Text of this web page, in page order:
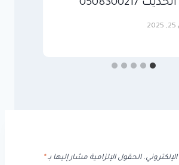
0508300217
الحقول الإلزامية مشار إليها بـ*